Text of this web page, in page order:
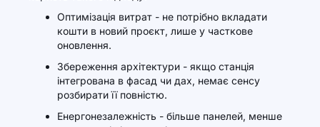
Оптимізація витрат - не потрібно вкладати
кошти в новий проєкт, лише у часткове
оновлення.
Збереження архітектури - якщо станція
інтегрована в фасад чи дах, немає сенсу
розбирати її повністю.
Енергонезалежність - більше панелей, менше